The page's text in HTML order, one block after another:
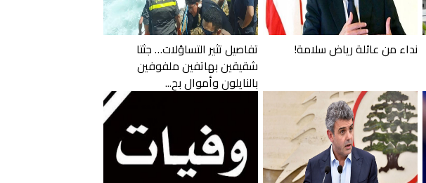
نداء من عائلة رياض سلامة!
تفاصيل تثير التساؤلات… جثتا
شقيقين بهاتفين ملفوفين
بالنايلون وأموال بح...